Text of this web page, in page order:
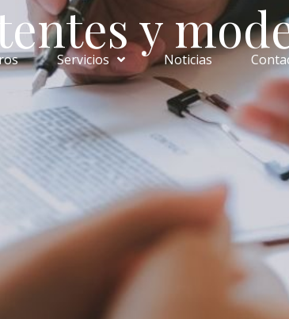
Servicios Noticias
y